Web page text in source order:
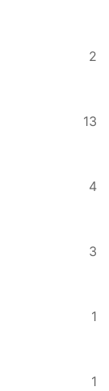
2
13
4
3
1
1